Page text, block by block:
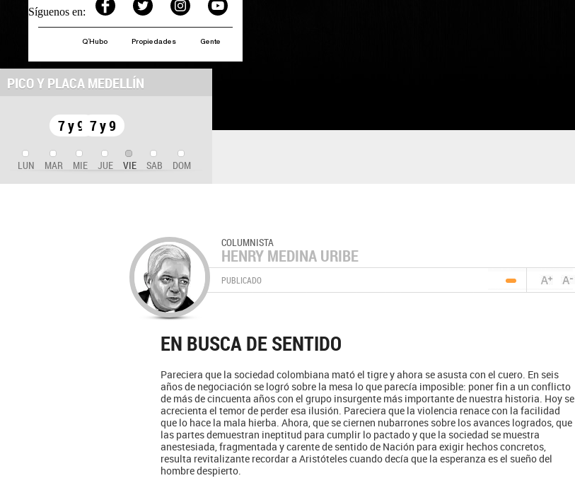
Síguenos en:
Q´Hubo Propiedades Gente
PICO Y PLACA MEDELLÍN
7 y 9 7 y 9
LUN MAR MIE JUE VIE SAB DOM
COLUMNISTA
HENRY MEDINA URIBE
PUBLICADO
EN BUSCA DE SENTIDO
Pareciera que la sociedad colombiana mató el tigre y ahora se asusta con el cuero. En seis
años de negociación se logró sobre la mesa lo que parecía imposible: poner fin a un conflicto
de más de cincuenta años con el grupo insurgente más importante de nuestra historia. Hoy se
acrecienta el temor de perder esa ilusión. Pareciera que la violencia renace con la facilidad
que lo hace la mala hierba. Ahora, que se ciernen nubarrones sobre los avances logrados, que
las partes demuestran ineptitud para cumplir lo pactado y que la sociedad se muestra
anestesiada, fragmentada y carente de sentido de Nación para exigir hechos concretos,
resulta revitalizante recordar a Aristóteles cuando decía que la esperanza es el sueño del
hombre despierto.